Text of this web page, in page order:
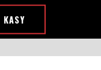
KASY